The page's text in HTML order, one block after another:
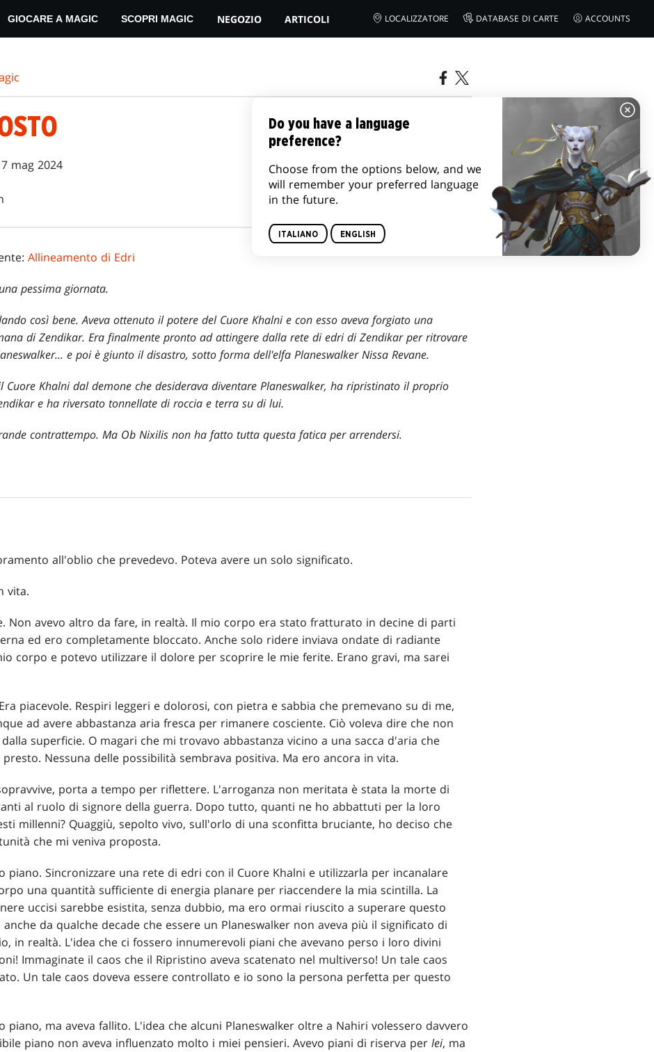
GIOCARE A MAGIC SCOPRI MAGIC NEGOZIO ARTICOLI LOCALIZZATORE DATABASE DI CARTE ACCOUNTS
mag 2024
Allineamento di Edri
pessima giornata.
così bene. Aveva ottenuto il potere del Cuore Khalni e con esso aveva forgiato una
di Zendikar. Era finalmente pronto ad attingere dalla rete di edri di Zendikar per ritrovare
e poi è giunto il disastro, sotto forma dell'elfa Planeswalker Nissa Revane.
Cuore Khalni dal demone che desiderava diventare Planeswalker, ha ripristinato il proprio
e ha riversato tonnellate di roccia e terra su di lui.
contrattempo. Ma Ob Nixilis non ha fatto tutta questa fatica per arrendersi.
all'oblio che prevedevo. Poteva avere un solo significato.
vita.
Non avevo altro da fare, in realtà. Il mio corpo era stato fratturato in decine di parti
ed ero completamente bloccato. Anche solo ridere inviava ondate di radiante
corpo e potevo utilizzare il dolore per scoprire le mie ferite. Erano gravi, ma sarei
piacevole. Respiri leggeri e dolorosi, con pietra e sabbia che premevano su di me,
ad avere abbastanza aria fresca per rimanere cosciente. Ciò voleva dire che non
superficie. O magari che mi trovavo abbastanza vicino a una sacca d'aria che
Nessuna delle possibilità sembrava positiva. Ma ero ancora in vita.
porta a tempo per riflettere. L'arroganza non meritata è stata la morte di
al ruolo di signore della guerra. Dopo tutto, quanti ne ho abbattuti per la loro
millenni? Quaggiù, sepolto vivo, sull'orlo di una sconfitta bruciante, ho deciso che
che mi veniva proposta.
piano. Sincronizzare una rete di edri con il Cuore Khalni e utilizzarla per incanalare
una quantità sufficiente di energia planare per riaccendere la mia scintilla. La
uccisi sarebbe esistita, senza dubbio, ma ero ormai riuscito a superare questo
anche da qualche decade che essere un Planeswalker non aveva più il significato di
in realtà. L'idea che ci fossero innumerevoli piani che avevano perso i loro divini
Immaginate il caos che il Ripristino aveva scatenato nel multiverso! Un tale caos
Un tale caos doveva essere controllato e io sono la persona perfetta per questo
piano, ma aveva fallito. L'idea che alcuni Planeswalker oltre a Nahiri volessero davvero
piano non aveva influenzato molto i miei pensieri. Avevo piani di riserva per lei, ma
Do you have a language
preference?
Choose from the options below, and we
will remember your preferred language
in the future.
ITALIANO ENGLISH